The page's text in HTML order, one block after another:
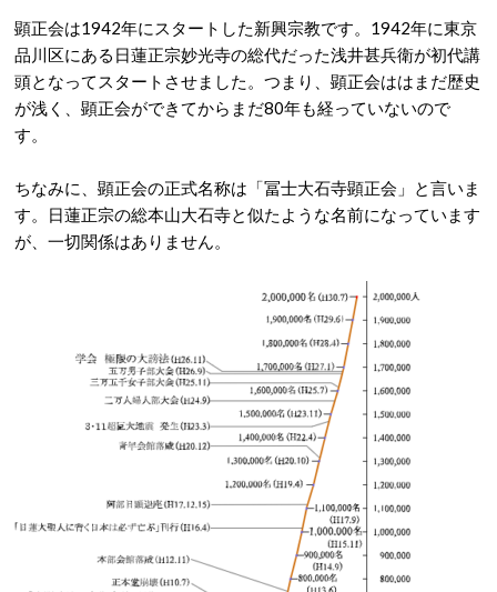
顕正会は1942年にスタートした新興宗教です。1942年に東京
品川区にある日蓮正宗妙光寺の総代だった浅井甚兵衛が初代講
頭となってスタートさせました。つまり、顕正会ははまだ歴史
が浅く、顕正会ができてからまだ80年も経っていないので
す。
ちなみに、顕正会の正式名称は「冨士大石寺顕正会」と言いま
す。日蓮正宗の総本山大石寺と似たような名前になっています
が、一切関係はありません。